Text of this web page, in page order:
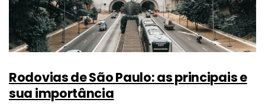
Rodovias de São Paulo: as principais e
sua importância